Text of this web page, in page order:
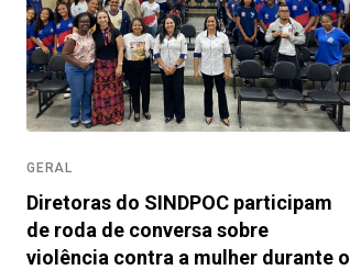
GERAL
Diretoras do SINDPOC participam
de roda de conversa sobre
violência contra a mulher durante o